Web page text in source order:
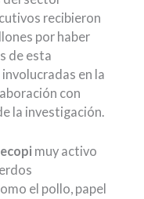
recibieron
por haber
de esta
en la
con
la investigación.
muy activo
el pollo, papel